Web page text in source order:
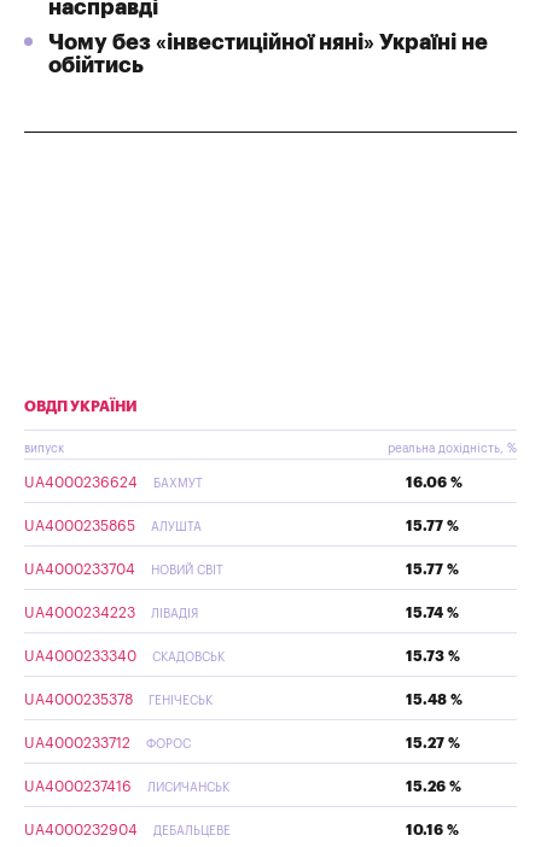
насправді
Чому без «інвестиційної няні» Україні не
обійтись
ОВДП УКРАЇНИ
випуск реальна дохідність, %
UA4000236624 БАХМУТ 16.06 %
UA4000235865 АЛУШТА 15.77 %
UA4000233704 НОВИЙ СВІТ 15.77 %
UA4000234223 ЛІВАДІЯ 15.74 %
UA4000233340 СКАДОВСЬК 15.73 %
UA4000235378 ГЕНІЧЕСЬК 15.48 %
UA4000233712 ФОРОС 15.27 %
UA4000237416 ЛИСИЧАНСЬК 15.26 %
UA4000232904 ДЕБАЛЬЦЕВЕ 10.16 %